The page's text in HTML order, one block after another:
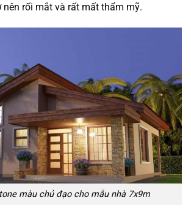
nên rối mắt và rất mất thẩm mỹ.
màu chủ đạo cho mẫu nhà 7x9m